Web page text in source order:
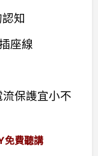
知
座線
保謢宜小不
免費聽講